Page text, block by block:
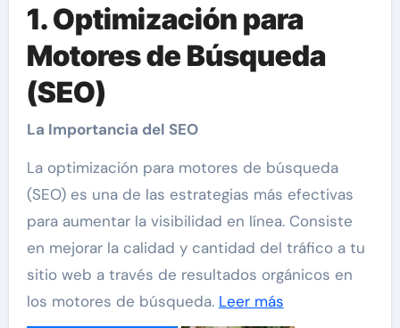
1. Optimización para
Motores de Búsqueda
(SEO)
La Importancia del SEO
La optimización para motores de búsqueda
(SEO) es una de las estrategias más efectivas
para aumentar la visibilidad en línea. Consiste
en mejorar la calidad y cantidad del tráfico a tu
sitio web a través de resultados orgánicos en
los motores de búsqueda. Leer más